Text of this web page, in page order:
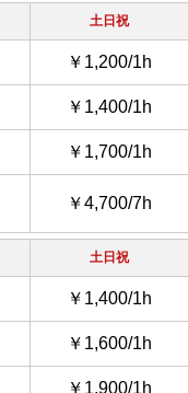
土日祝
￥1,200/1h
￥1,400/1h
￥1,700/1h
￥4,700/7h
土日祝
￥1,400/1h
￥1,600/1h
￥1,900/1h